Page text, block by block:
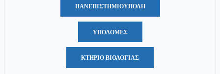
ΠΑΝΕΠΙΣΤΗΜΙΟΥΠΟΛΗ
ΥΠΟΔΟΜΈΣ
ΚΤΗΡΙΟ ΒΙΟΛΟΓΙΑΣ